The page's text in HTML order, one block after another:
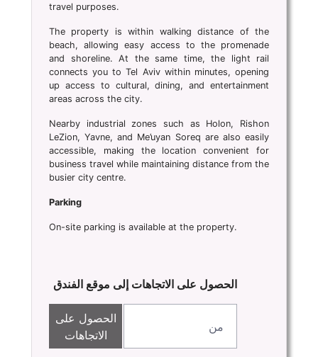
travel purposes.
The property is within walking distance of the
beach, allowing easy access to the promenade
and shoreline. At the same time, the light rail
connects you to Tel Aviv within minutes, opening
up access to cultural, dining, and entertainment
areas across the city.
Nearby industrial zones such as Holon, Rishon
LeZion, Yavne, and Me’uyan Soreq are also easily
accessible, making the location convenient for
business travel while maintaining distance from the
busier city centre.
Parking
On-site parking is available at the property.
الحصول على الاتجاهات إلى موقع الفندق
الحصول على
الاتجاهات